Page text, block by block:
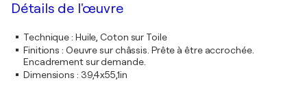
Détails de l'œuvre
Technique: Huile, Coton sur Toile
Finitions : Oeuvre sur châssis. Prête à être accrochée.
Encadrement sur demande.
Dimensions : 39,4x55,1in